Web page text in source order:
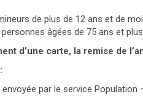
de plus de 12 ans et de
âgées de 75 ans et plus
d’une carte, la remise de
par le service